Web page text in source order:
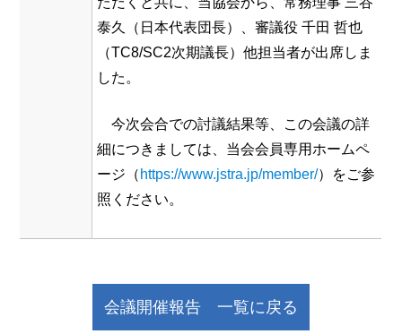
泰久（日本代表団長）、審議役 千田 哲也
（TC8/SC2次期議長）他担当者が出席しま
した。
今次会合での討議結果等、この会議の詳
細につきましては、当会会員専用ホームペ
ージ（ https://www.jstra.jp/member/）をご参
照ください。
会議開催報告 一覧に戻る